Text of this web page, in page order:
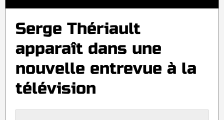
Serge Thériault
apparaît dans une
nouvelle entrevue à la
télévision